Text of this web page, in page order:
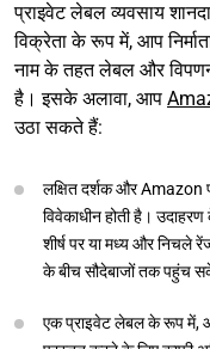
प्राइवेट लेबल व्यवसाय
विक्रेता के रूप में, आप
नाम के तहत लेबल और
है। इसके अलावा, आप
उठा सकते हैं:
लक्षित दर्शक और Amazon
विवेकाधीन होती है।
शीर्ष पर या मध्य और निचले
के बीच सौदेबाजों तक पहुंच
एक प्राइवेट लेबल के रूप में,